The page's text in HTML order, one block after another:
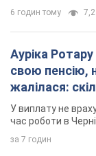
6 годин тому 7,2
Ауріка
свою пенсію,
жалілася:
співачка
У виплату не
час роботи в
за 7 годин